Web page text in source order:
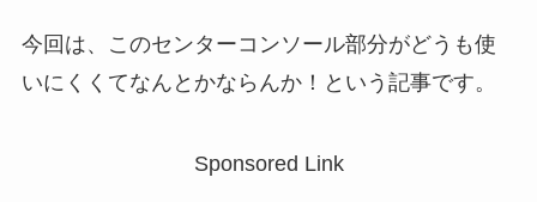
今回は、このセンターコンソール部分がどうも使
いにくくてなんとかならんか！という記事です。
Sponsored Link